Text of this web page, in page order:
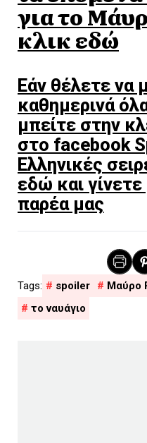
για το
κλικ εδώ
Εάν θέλετε να
καθημερινά
μπείτε στην
στο facebook
Ελληνικές
εδώ και
παρέα μας
spoiler Μαύρο
το ναυάγιο